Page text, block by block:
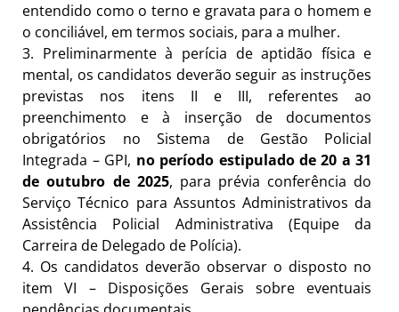
entendido como o terno e gravata para o homem e
o conciliável, em termos sociais, para a mulher.
3. Preliminarmente à perícia de aptidão física e
mental, os candidatos deverão seguir as instruções
previstas nos itens II e III, referentes ao
preenchimento e à inserção de documentos
obrigatórios no Sistema de Gestão Policial
Integrada – GPI, no período estipulado de 20 a 31
de outubro de 2025, para prévia conferência do
Serviço Técnico para Assuntos Administrativos da
Assistência Policial Administrativa (Equipe da
Carreira de Delegado de Polícia).
4. Os candidatos deverão observar o disposto no
item VI – Disposições Gerais sobre eventuais